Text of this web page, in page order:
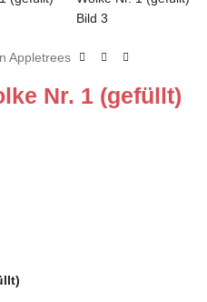
Appletrees
Nr. 1 (gefüllt)